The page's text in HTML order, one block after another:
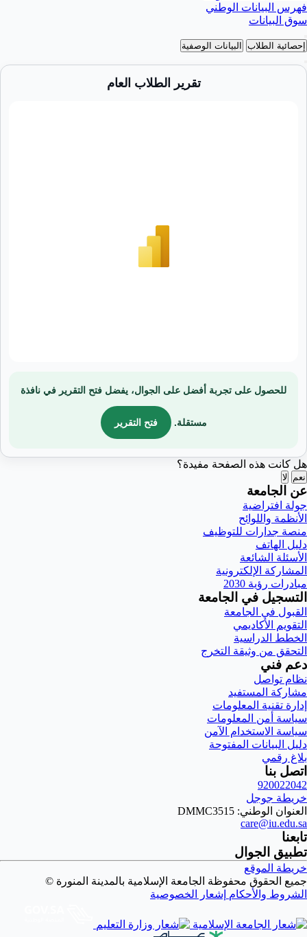
فهرس البيانات الوطني
سوق البيانات
إحصائية الطلاب البيانات الوصفية
تقرير الطلاب العام
للحصول على تجربة أفضل على الجوال، يفضل فتح التقرير في نافذة
مستقلة. فتح التقرير
هل كانت هذه الصفحة مفيدة؟
نعم لا
عن الجامعة
جولة افتراضية
الأنظمة واللوائح
منصة جدارات للتوظيف
دليل الهاتف
الأسئلة الشائعة
المشاركة الإلكترونية
مبادرات رؤية 2030
التسجيل في الجامعة
القبول في الجامعة
التقويم الأكاديمي
الخطط الدراسية
التحقق من وثيقة التخرج
دعم فني
نظام تواصل
مشاركة المستفيد
إدارة تقنية المعلومات
سياسة أمن المعلومات
سياسة الاستخدام الآمن
دليل البيانات المفتوحة
بلاغ رقمي
اتصل بنا
920022042
خريطة جوجل
العنوان الوطني: DMMC3515
care@iu.edu.sa
تابعنا
تطبيق الجوال
خريطة الموقع
جميع الحقوق محفوظة الجامعة الإسلامية بالمدينة المنورة ©
الشروط والأحكام إشعار الخصوصية